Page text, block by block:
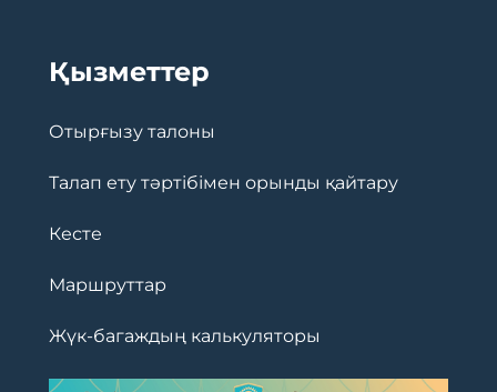
Қызметтер
Отырғызу талоны
Талап ету тәртібімен орынды қайтару
Кесте
Маршруттар
Жүк-багаждың калькуляторы